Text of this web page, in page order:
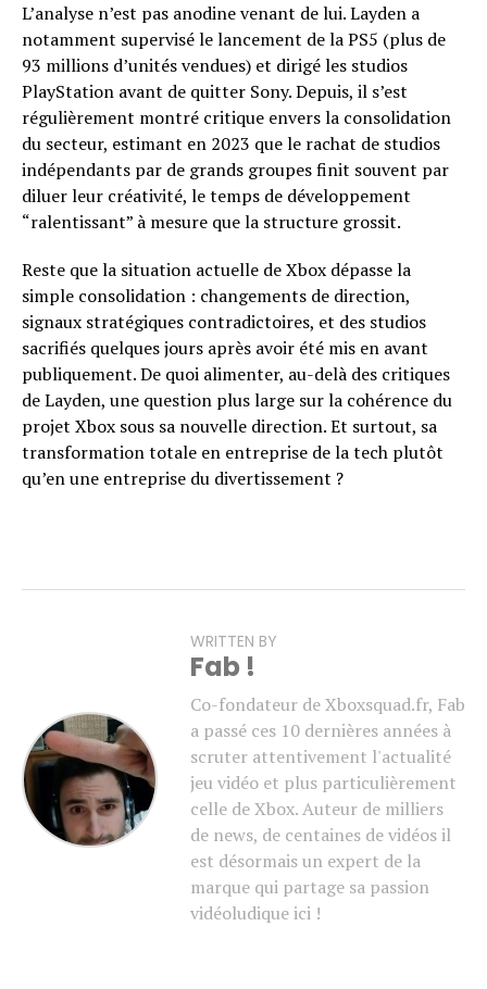
L’analyse n’est pas anodine venant de lui. Layden a
notamment supervisé le lancement de la PS5 (plus de
93 millions d’unités vendues) et dirigé les studios
PlayStation avant de quitter Sony. Depuis, il s’est
régulièrement montré critique envers la consolidation
du secteur, estimant en 2023 que le rachat de studios
indépendants par de grands groupes finit souvent par
diluer leur créativité, le temps de développement
“ralentissant” à mesure que la structure grossit.
Reste que la situation actuelle de Xbox dépasse la
simple consolidation : changements de direction,
signaux stratégiques contradictoires, et des studios
sacrifiés quelques jours après avoir été mis en avant
publiquement. De quoi alimenter, au-delà des critiques
de Layden, une question plus large sur la cohérence du
projet Xbox sous sa nouvelle direction. Et surtout, sa
transformation totale en entreprise de la tech plutôt
qu’en une entreprise du divertissement ?
WRITTEN BY
Fab !
Co-fondateur de Xboxsquad.fr, Fab
a passé ces 10 dernières années à
scruter attentivement l'actualité
jeu vidéo et plus particulièrement
celle de Xbox. Auteur de milliers
de news, de centaines de vidéos il
est désormais un expert de la
marque qui partage sa passion
vidéoludique ici !